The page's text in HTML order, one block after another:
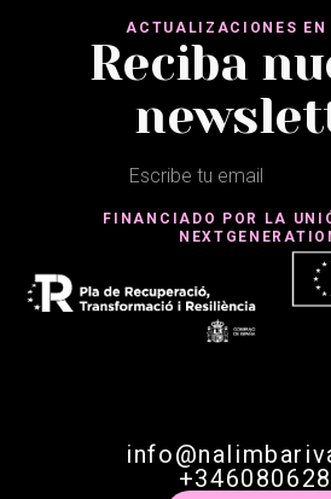
ACTUALIZACIONES
Reciba
FINANCIADO POR LA